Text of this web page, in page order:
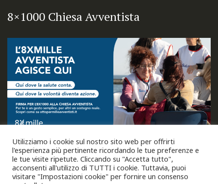
8×1000 Chiesa Avventista
Utilizziamo i cookie sul nostro sito web per offrirti
l'esperienza più pertinente ricordando le tue preferenze e
le tue visite ripetute. Cliccando su "Accetta tutto",
acconsenti all'utilizzo di TUTTI i cookie. Tuttavia, puoi
visitare "Impostazioni cookie" per fornire un consenso